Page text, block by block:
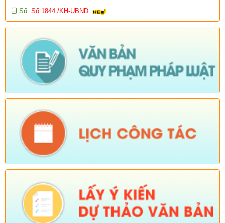
Tên: (KẾ HOẠCH Truyền thông hưởng ứng Tuần lễ Thế giới
Nuôi con bằng sữa mẹ năm 2026)
Ngày ban hành: (05/08/2026) -Ngày hiệu lực: (05/08/2026)
Số:Số:1840 /UBND-KT
Tên:
(V/v rà soát đối tượng để thực hiện chính sách về đất đai
quy định tại Điều 16 và khoản 3 Điều 124 Luật Đất đai)
Ngày ban hành: (05/08/2026) - Ngày hiệu lực: (04/08/2026)
Ngày ban hành: (05/08/2026)
Số: Số: 1836/UBND-VP
Tên:
(V/v triển khai thực hiện Nghị định số 265/2026/NĐ-CP và
Nghị định số 266/2026/NĐ-CP của Chính phủ về tiết kiệm,
Ngày ban hành: (05/08/2026) -Ngày hiệu lực: (04/08/2026)
Số:Số: 1839/KH-UBND
Tên:
(KẾ HOẠCH Công tác phổ biến, giáo dục pháp luật 6
tháng cuối năm 2026 trên địa bàn xã Sì Lở Lầu)
Ngày ban hành: (05/08/2026) - Ngày hiệu lực: (04/08/2026)